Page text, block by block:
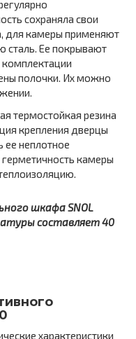
сохраняла свои
для камеры применяют
Ее покрывают
полочки. Их можно
термостойкая резина
крепления дверцы
ее неплотное
камеры
шкафа SNOL
составляет 40
характеристики